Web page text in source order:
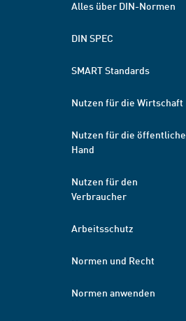
Alles über DIN-Normen
DIN SPEC
SMART Standards
Nutzen für die Wirtschaft
Nutzen für die öffentliche
Hand
Nutzen für den
Verbraucher
Arbeitsschutz
Normen und Recht
Normen anwenden